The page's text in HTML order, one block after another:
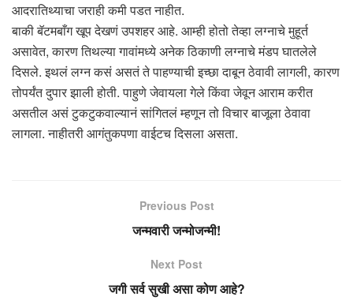
आदरातिथ्याचा जराही कमी पडत नाहीत.
बाकी बॅटमबाँग खूप देखणं उपशहर आहे. आम्ही होतो तेव्हा लग्नाचे मुहूर्त
असावेत, कारण तिथल्या गावांमध्ये अनेक ठिकाणी लग्नाचे मंडप घातलेले
दिसले. इथलं लग्न कसं असतं ते पाहण्याची इच्छा दाबून ठेवावी लागली, कारण
तोपर्यंत दुपार झाली होती. पाहुणे जेवायला गेले किंवा जेवून आराम करीत
असतील असं टुकटुकवाल्यानं सांगितलं म्हणून तो विचार बाजूला ठेवावा
लागला. नाहीतरी आगंतुकपणा वाईटच दिसला असता.
Previous Post
जन्मवारी जन्मोजन्मी!
Next Post
जगी सर्व सुखी असा कोण आहे?